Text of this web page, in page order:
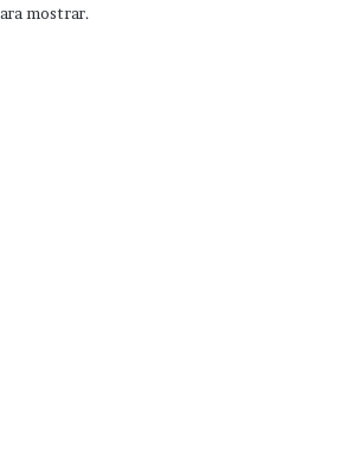
mostrar.